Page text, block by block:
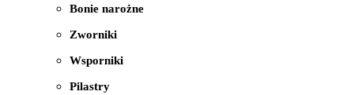
Bonie narożne
Zworniki
Wsporniki
Pilastry